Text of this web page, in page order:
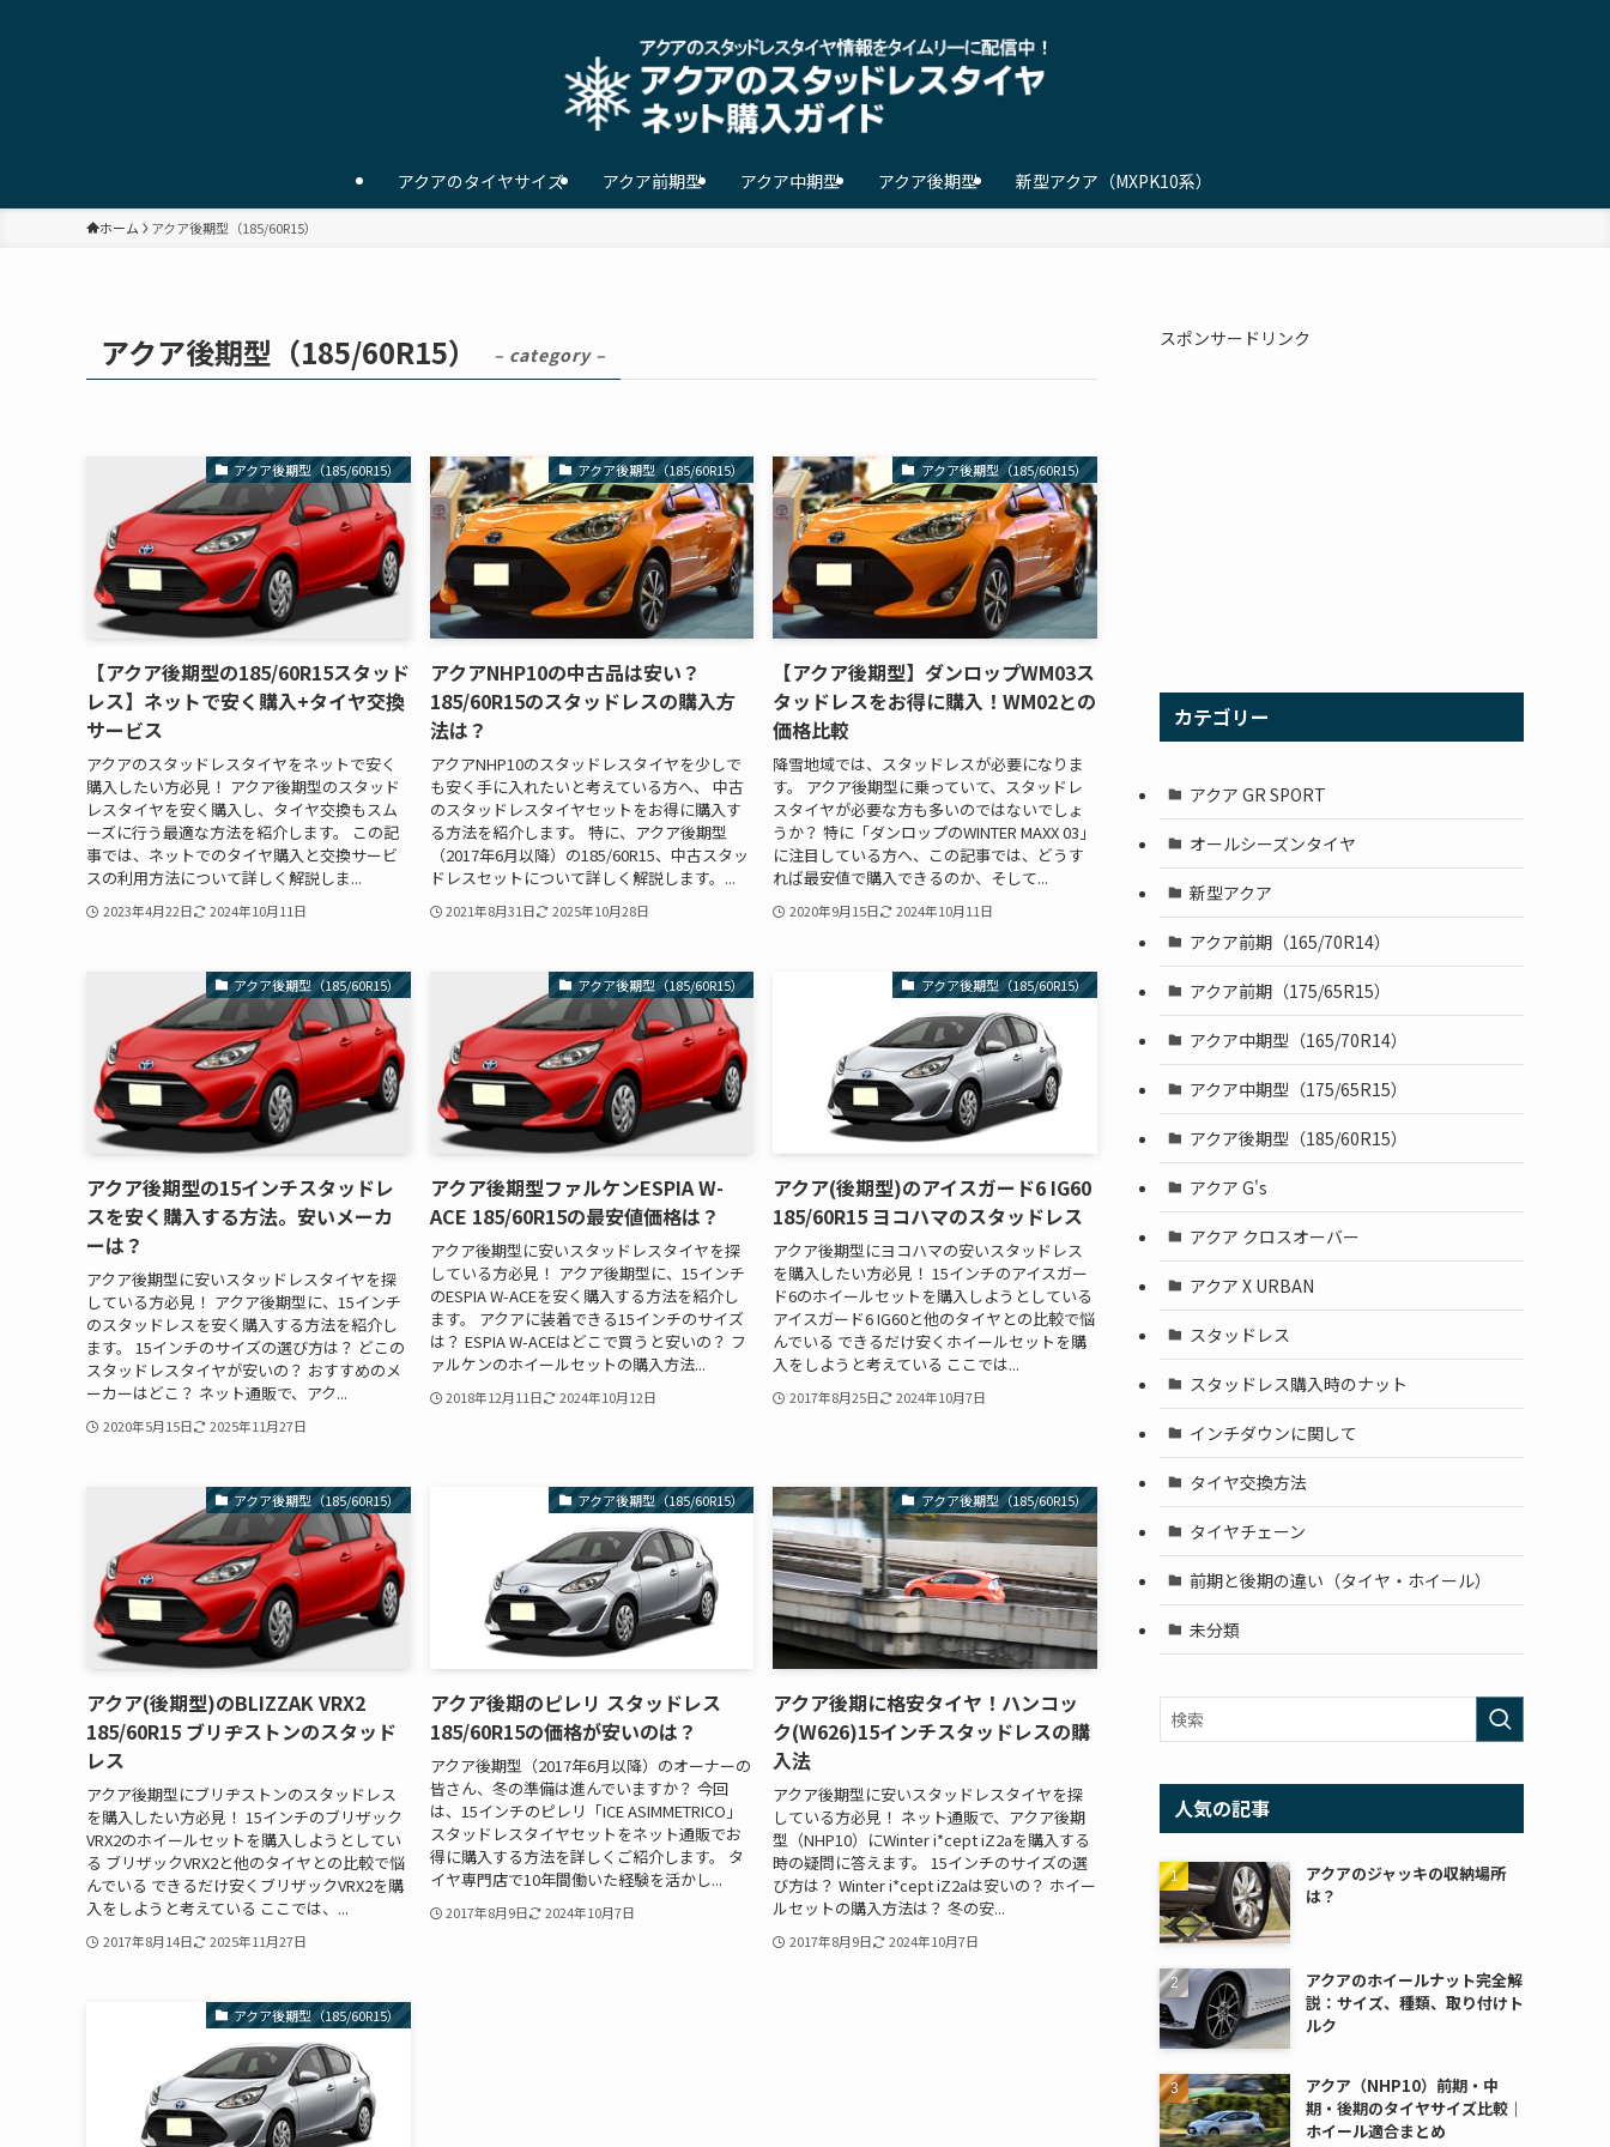
アクアのタイヤサイズ アクア前期型 アクア中期型 アクア後期型 新型アクア（MXPK10系）
ホーム アクア後期型（185/60R15）
アクア後期型（185/60R15） – category –
アクア後期型（185/60R15）
【アクア後期型の185/60R15スタッド
レス】ネットで安く購入+タイヤ交換
サービス
アクアのスタッドレスタイヤをネットで安く
購入したい方必見！ アクア後期型のスタッド
レスタイヤを安く購入し、タイヤ交換もスム
ーズに行う最適な方法を紹介します。 この記
事では、ネットでのタイヤ購入と交換サービ
スの利用方法について詳しく解説しま...
2023年4月22日 2024年10月11日
アクア後期型（185/60R15）
アクアNHP10の中古品は安い？
185/60R15のスタッドレスの購入方
法は？
アクアNHP10のスタッドレスタイヤを少しで
も安く手に入れたいと考えている方へ、 中古
のスタッドレスタイヤセットをお得に購入す
る方法を紹介します。 特に、アクア後期型
（2017年6月以降）の185/60R15、中古スタッ
ドレスセットについて詳しく解説します。...
2021年8月31日 2025年10月28日
アクア後期型（185/60R15）
【アクア後期型】ダンロップWM03ス
タッドレスをお得に購入！WM02との
価格比較
降雪地域では、スタッドレスが必要になりま
す。 アクア後期型に乗っていて、スタッドレ
スタイヤが必要な方も多いのではないでしょ
うか？ 特に「ダンロップのWINTER MAXX 03」
に注目している方へ、この記事では、どうす
れば最安値で購入できるのか、そして...
2020年9月15日 2024年10月11日
アクア後期型（185/60R15）
アクア後期型の15インチスタッドレ
スを安く購入する方法。安いメーカ
ーは？
アクア後期型に安いスタッドレスタイヤを探
している方必見！ アクア後期型に、15インチ
のスタッドレスを安く購入する方法を紹介し
ます。 15インチのサイズの選び方は？ どこの
スタッドレスタイヤが安いの？ おすすめのメ
ーカーはどこ？ ネット通販で、アク...
2020年5月15日 2025年11月27日
アクア後期型（185/60R15）
アクア後期型ファルケンESPIA W-
ACE 185/60R15の最安値価格は？
アクア後期型に安いスタッドレスタイヤを探
している方必見！ アクア後期型に、15インチ
のESPIA W-ACEを安く購入する方法を紹介し
ます。 アクアに装着できる15インチのサイズ
は？ ESPIA W-ACEはどこで買うと安いの？ フ
ァルケンのホイールセットの購入方法...
2018年12月11日 2024年10月12日
アクア後期型（185/60R15）
アクア(後期型)のアイスガード6 IG60
185/60R15 ヨコハマのスタッドレス
アクア後期型にヨコハマの安いスタッドレス
を購入したい方必見！ 15インチのアイスガー
ド6のホイールセットを購入しようとしている
アイスガード6 IG60と他のタイヤとの比較で悩
んでいる できるだけ安くホイールセットを購
入をしようと考えている ここでは...
2017年8月25日 2024年10月7日
アクア後期型（185/60R15）
アクア(後期型)のBLIZZAK VRX2
185/60R15 ブリヂストンのスタッド
レス
アクア後期型にブリヂストンのスタッドレス
を購入したい方必見！ 15インチのブリザック
VRX2のホイールセットを購入しようとしてい
る ブリザックVRX2と他のタイヤとの比較で悩
んでいる できるだけ安くブリザックVRX2を購
入をしようと考えている ここでは、...
2017年8月14日 2025年11月27日
アクア後期型（185/60R15）
アクア後期のピレリ スタッドレス
185/60R15の価格が安いのは？
アクア後期型（2017年6月以降）のオーナーの
皆さん、冬の準備は進んでいますか？ 今回
は、15インチのピレリ「ICE ASIMMETRICO」
スタッドレスタイヤセットをネット通販でお
得に購入する方法を詳しくご紹介します。 タ
イヤ専門店で10年間働いた経験を活かし...
2017年8月9日 2024年10月7日
アクア後期型（185/60R15）
アクア後期に格安タイヤ！ハンコッ
ク(W626)15インチスタッドレスの購
入法
アクア後期型に安いスタッドレスタイヤを探
している方必見！ ネット通販で、アクア後期
型（NHP10）にWinter i*cept iZ2aを購入する
時の疑問に答えます。 15インチのサイズの選
び方は？ Winter i*cept iZ2aは安いの？ ホイー
ルセットの購入方法は？ 冬の安...
2017年8月9日 2024年10月7日
アクア後期型（185/60R15）
スポンサードリンク
カテゴリー
アクア GR SPORT
オールシーズンタイヤ
新型アクア
アクア前期（165/70R14）
アクア前期（175/65R15）
アクア中期型（165/70R14）
アクア中期型（175/65R15）
アクア後期型（185/60R15）
アクア G's
アクア クロスオーバー
アクア X URBAN
スタッドレス
スタッドレス購入時のナット
インチダウンに関して
タイヤ交換方法
タイヤチェーン
前期と後期の違い（タイヤ・ホイール）
未分類
人気の記事
アクアのジャッキの収納場所
は？
アクアのホイールナット完全解
説：サイズ、種類、取り付けト
ルク
アクア（NHP10）前期・中
期・後期のタイヤサイズ比較｜
ホイール適合まとめ